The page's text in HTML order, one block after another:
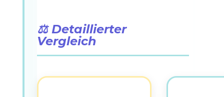
⚖️ Detaillierter
Vergleich